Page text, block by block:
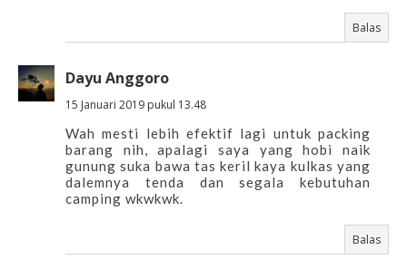
Balas
Dayu Anggoro
15 Januari 2019 pukul 13.48
Wah mesti lebih efektif lagi untuk packing
barang nih, apalagi saya yang hobi naik
gunung suka bawa tas keril kaya kulkas yang
dalemnya tenda dan segala kebutuhan
camping wkwkwk.
Balas